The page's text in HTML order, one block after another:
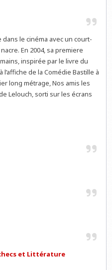
dans le cinéma avec un court-
En 2004, sa premiere
inspirée par le livre du
de la Comédie Bastille à
long métrage, Nos amis les
Lelouch, sorti sur les écrans
et Littérature